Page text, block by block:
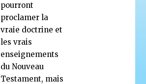
pourront
proclamer la
vraie doctrine et
les vrais
enseignements
du Nouveau
Testament, mais